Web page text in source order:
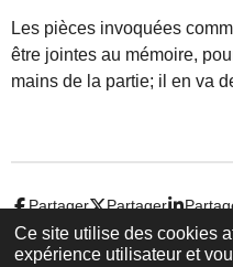
Ce site utilise des cookies
expérience utilisateur et
Les pièces invoquées
être jointes au mémoire,
mains de la partie; il en va
Partager Partager
© 2022 - 2026 Droit-et-